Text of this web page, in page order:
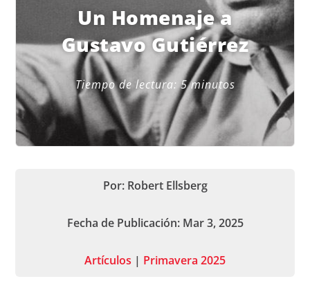
Un Homenaje a
Gustavo Gutiérrez
Tiempo de lectura: 5 minutos
Por: Robert Ellsberg
Fecha de Publicación: Mar 3, 2025
Artículos | Primavera 2025